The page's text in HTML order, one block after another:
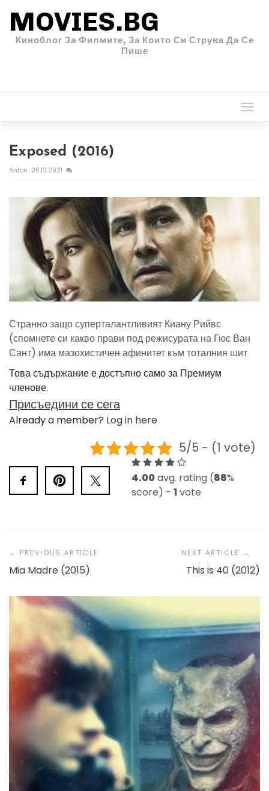
MOVIES.BG
Киноблог За Филмите, За Които Си Струва Да Се
Пише
Exposed (2016)
Anton 28.12.2021
Странно защо суперталантливият Киану Рийвс
(спомнете си какво прави под режисурата на Гюс Ван
Сант) има мазохистичен афинитет към тоталния шит
Това съдържание е достъпно само за Премиум
членове.
Присъедини се сега
Already a member? Log in here
5/5 - (1 vote)
4.00avg. rating (88%
score) - 1vote
Navigation
Mia Madre (2015) This is 40 (2012)